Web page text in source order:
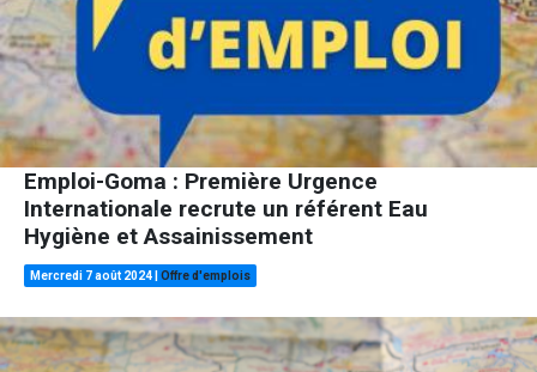
Emploi-Goma : Première Urgence
Internationale recrute un référent Eau
Hygiène et Assainissement
Mercredi 7 août 2024 Offre d'emplois